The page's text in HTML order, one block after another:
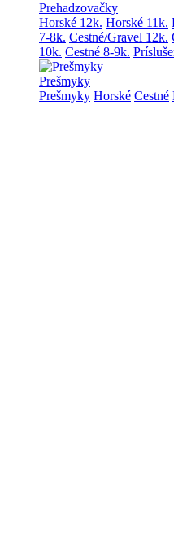
Prehadzovačky
Horské 12k. Horské 11k.
7-8k. Cestné/Gravel 12k.
10k. Cestné 8-9k.
Prešmyky
Prešmyky Horské Cestné